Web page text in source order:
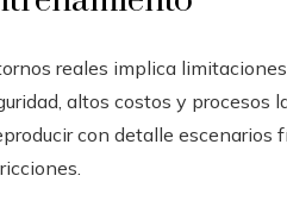
reales implica
altos costos y procesos
con detalle